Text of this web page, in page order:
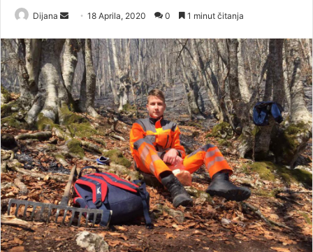
Dijana
n
d
a
n
e
m
a
i
l
18 Aprila, 2020 0 1 minut čitanja